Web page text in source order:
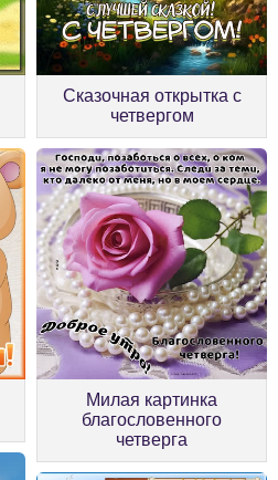
Сказочная открытка с
четвергом
Милая картинка
благословенного
четверга